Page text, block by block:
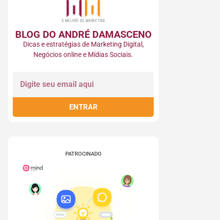
BLOG DO ANDRÉ DAMASCENO
Dicas e estratégias de Marketing Digital,
Negócios online e Mídias Sociais.
ENTRAR
PATROCINADO